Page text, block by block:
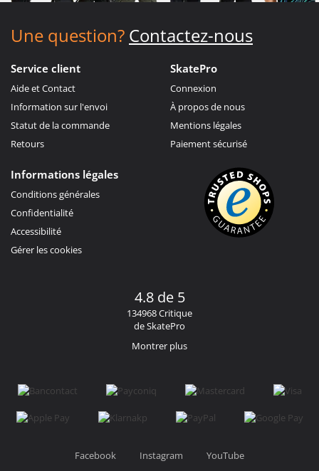
Une question? Contactez-nous
Service client
Aide et Contact
Information sur l'envoi
Statut de la commande
Retours
SkatePro
Connexion
À propos de nous
Mentions légales
Paiement sécurisé
Informations légales
Conditions générales
Confidentialité
Accessibilité
Gérer les cookies
4.8 de 5
134968 Critique
de SkatePro
Montrer plus
Facebook Instagram YouTube